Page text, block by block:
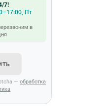
7!
Пт
в
—обработка